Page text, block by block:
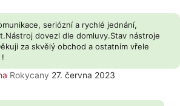
seriózní a rychlé jednání,
dovezl dle domluvy.Stav nástroje
za skvělý obchod a ostatním vřele
Rokycany 27. června 2023